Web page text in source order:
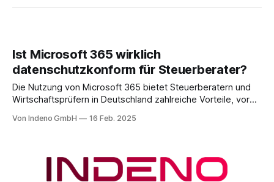
Ist Microsoft 365 wirklich
datenschutzkonform für Steuerberater?
Die Nutzung von Microsoft 365 bietet Steuerberatern und
Wirtschaftsprüfern in Deutschland zahlreiche Vorteile, vor
Zusammenarbeit. Doch trotz der vielfältigen Funktionen
Grundverordnung (DSGVO) und der Berufsgeheimnispflicht
gemäß § 203 StGB sicher und
Von Indeno GmbH 16 Feb. 2025